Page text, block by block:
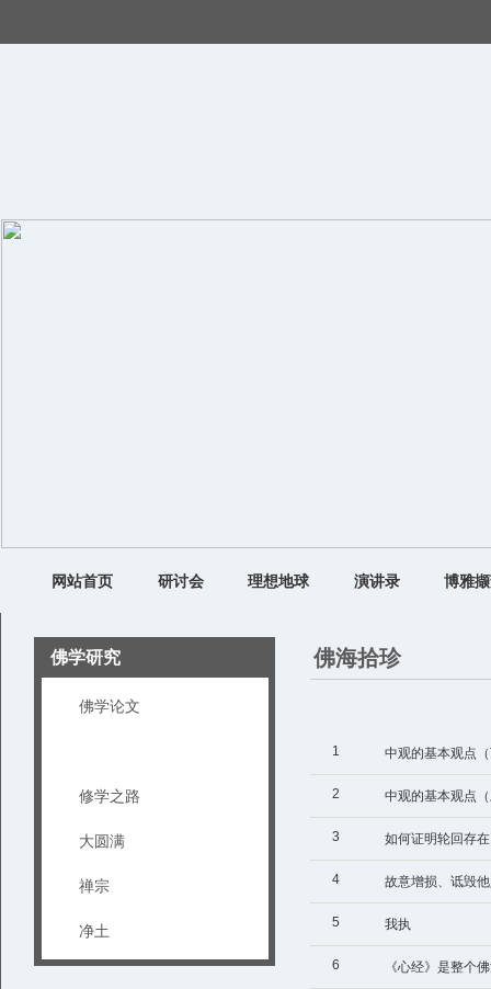
网站首页 研讨会 理想地球 演讲录 博雅
佛学研究
佛学论文
修学之路
大圆满
禅宗
净土
佛海拾珍
1 中观的基本观点
2 中观的基本观点
3 如何证明轮回存在
4 故意增损、诋毁
5 我执
6 《心经》是整个